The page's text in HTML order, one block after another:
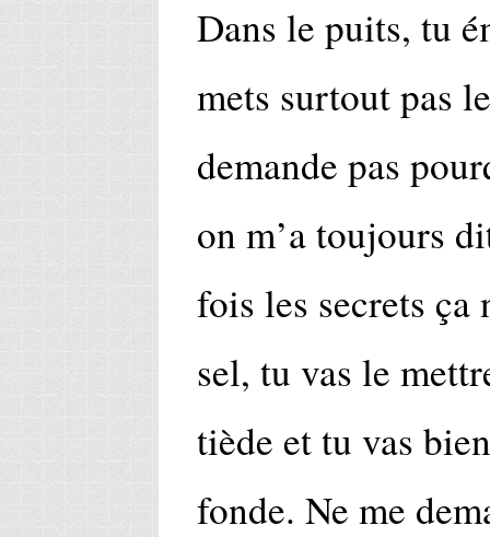
Dans le puits, tu
mets surtout pas
demande pas
on m’a toujours
fois les secrets ça
sel, tu vas le
tiède et tu vas
fonde. Ne me